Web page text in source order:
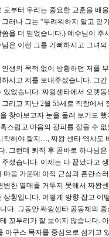
로부터 우리는 중요한 교훈을 배
러나 그는 “두려워하지 말고 믿
을 더 믿었습니다.) 예수님이
은 이런 그를 기뻐하시고 그녀
생의 목적 없이 방황하던 저를
시고 저를 보내주셨습니다. 그
있었습니다. 짜왕센타에서 오랫
리고 지난 2월 55세로 직장에
찾아보고자 눈을 돌려 보기도
스럽고 마음의 갈피를 잡을 수
작해야 할지...., 짜왕 센타 역사도
. 그런데 퇴직 후 곧바로 하나님
셨습니다. 이제는 다 끝났다고
마음 가운데 아직 근심과 혼란스
변한 열매를 거두지 못해서 짜왕
상황입니다. 어떻게 방향 잡고 어
다. 그동안 짜왕센타 공동체의
꼬투리가 잘 보이지 않습니다.
아구스 목자를 중심으로 섬기고